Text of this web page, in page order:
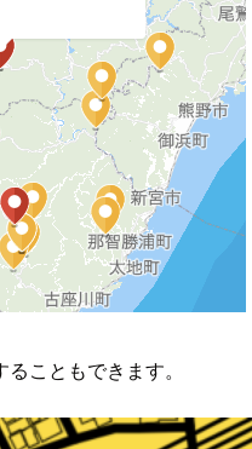
こともできます。